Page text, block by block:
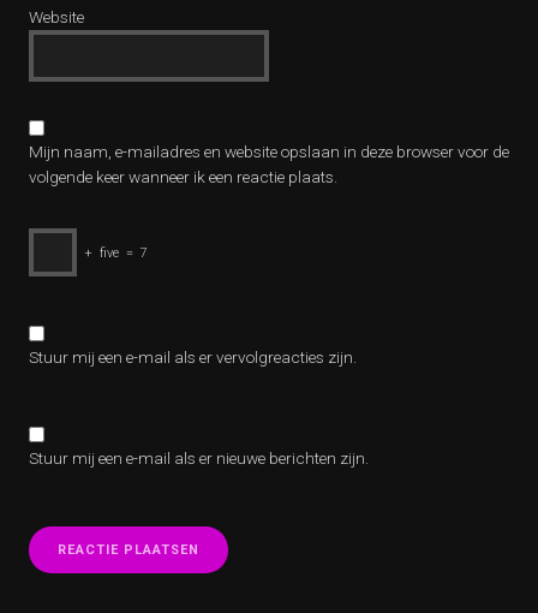
Website
Mijn naam, e-mailadres en website opslaan in deze browser voor de
volgende keer wanneer ik een reactie plaats.
+ five = 7
Stuur mij een e-mail als er vervolgreacties zijn.
Stuur mij een e-mail als er nieuwe berichten zijn.